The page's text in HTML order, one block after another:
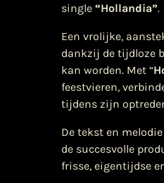
single “Hollandia”.
Een vrolijke,
dankzij de tijdloze
kan worden. Met “
feestvieren,
tijdens zijn
De tekst en
de succesvolle
frisse, eigentijdse